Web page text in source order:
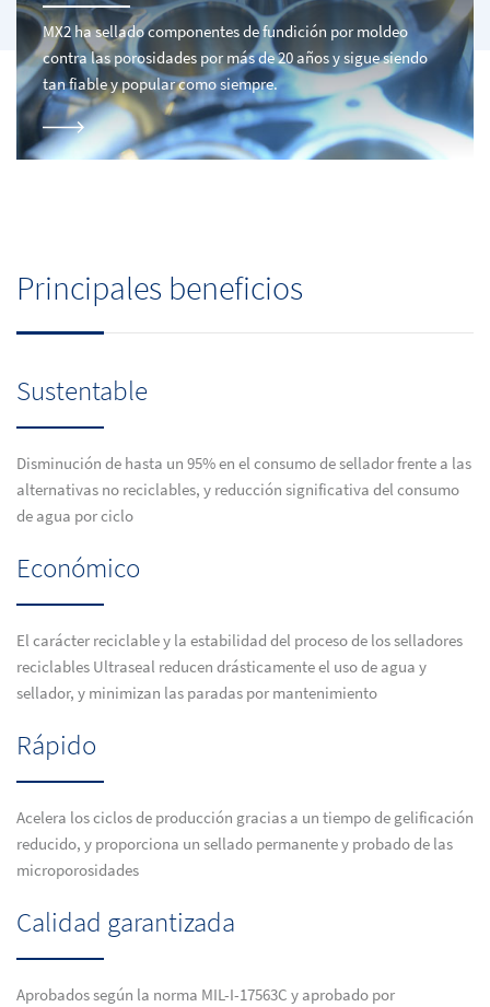
MX2 ha sellado componentes de fundición por moldeo
contra las porosidades por más de 20 años y sigue siendo
tan fiable y popular como siempre.
Principales beneficios
Sustentable
Disminución de hasta un 95% en el consumo de sellador frente a las
alternativas no reciclables, y reducción significativa del consumo
de agua por ciclo
Económico
El carácter reciclable y la estabilidad del proceso de los selladores
reciclables Ultraseal reducen drásticamente el uso de agua y
sellador, y minimizan las paradas por mantenimiento
Rápido
Acelera los ciclos de producción gracias a un tiempo de gelificación
reducido, y proporciona un sellado permanente y probado de las
microporosidades
Calidad garantizada
Aprobados según la norma MIL-I-17563C y aprobado por